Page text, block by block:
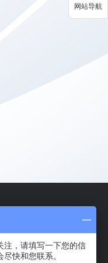
咨询
网站导航
注，请填写一下您的信
尽快和您联系。